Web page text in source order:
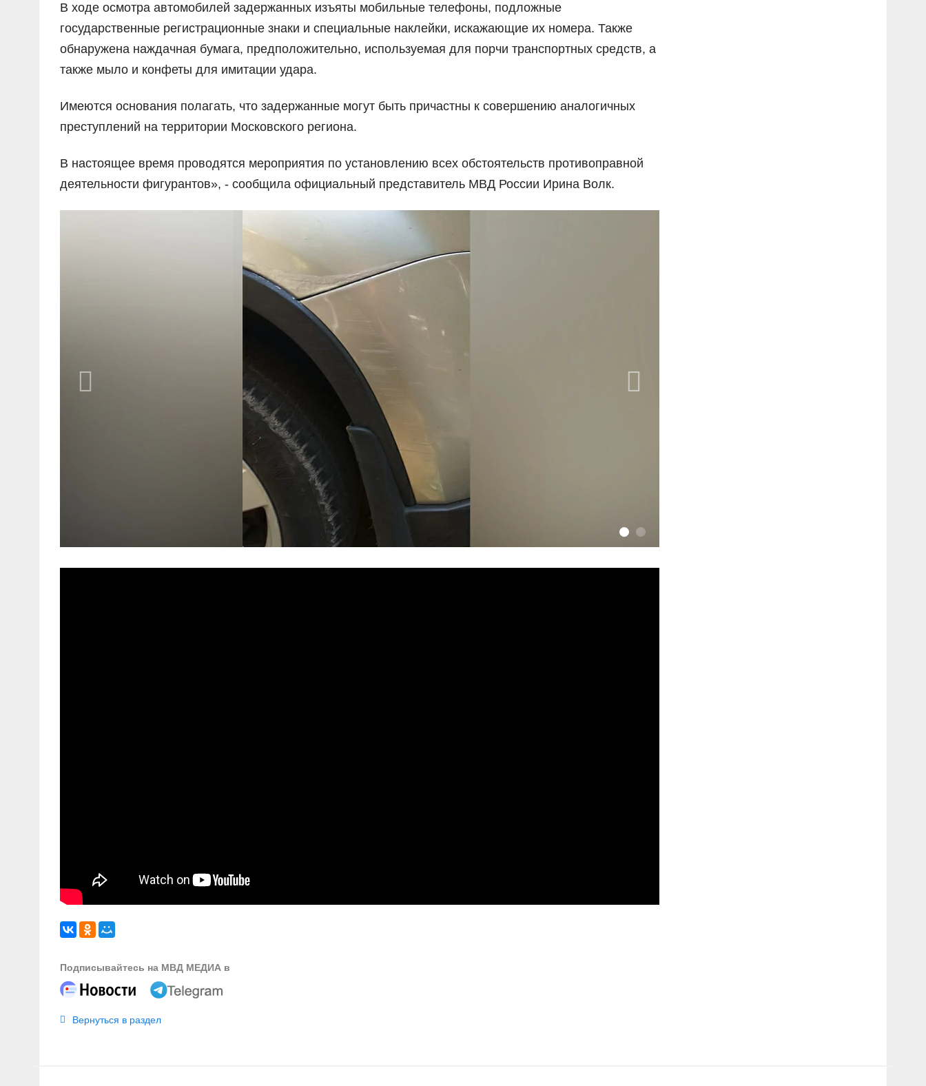
В ходе осмотра автомобилей задержанных изъяты мобильные телефоны, подложные
государственные регистрационные знаки и специальные наклейки, искажающие их номера. Также
обнаружена наждачная бумага, предположительно, используемая для порчи транспортных средств, а
также мыло и конфеты для имитации удара.
Имеются основания полагать, что задержанные могут быть причастны к совершению аналогичных
преступлений на территории Московского региона.
В настоящее время проводятся мероприятия по установлению всех обстоятельств противоправной
деятельности фигурантов», - сообщила официальный представитель МВД России Ирина Волк.
Подписывайтесь на МВД МЕДИА в
Вернуться в раздел